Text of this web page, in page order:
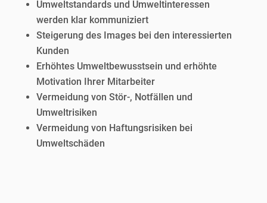
Umweltstandards und Umweltinteressen
werden klar kommuniziert
Steigerung des Images bei den interessierten
Kunden
Erhöhtes Umweltbewusstsein und erhöhte
Motivation Ihrer Mitarbeiter
Vermeidung von Stör-, Notfällen und
Umweltrisiken
Vermeidung von Haftungsrisiken bei
Umweltschäden